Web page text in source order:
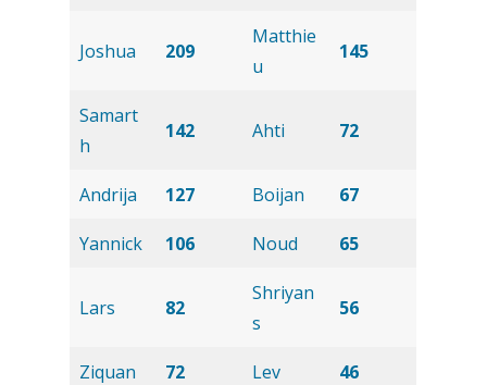
Joshua 209
Matthie
u
145
Samart
h
142 Ahti 72
Andrija 127 Boijan 67
Yannick 106 Noud 65
Lars 82
Shriyan
s
56
Ziquan 72 Lev 46